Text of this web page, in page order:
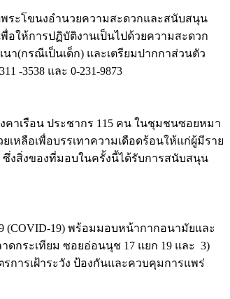
พระโขนงอำนวยความสะดวกและสนับสนุน
อให้การปฏิบัติงานเป็นไปด้วยความสะดวก
า(กรณีเป็นเด็ก) และเตรียมปากกาส่วนตัว
-3538 และ 0-231-9873
คาเรือน ประชากร 115 คน ในชุมชนซอยหมา
หลือเพื่อบรรเทาความเดือดร้อนให้แก่ผู้มีราย
ซึ่งสิ่งของที่มอบในครั้งนี้ได้รับการสนับสนุน
(COVID-19) พร้อมมอบหน้ากากอนามัยและ
กระเทียม ซอยอ่อนนุช 17 แยก 19 และ 3)
การเฝ้าระวัง ป้องกันและควบคุมการแพร่